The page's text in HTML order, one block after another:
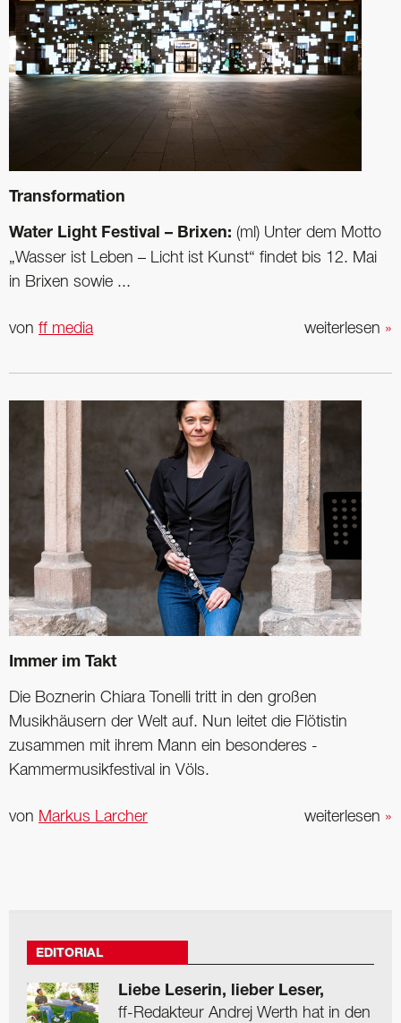
Transformation
Water Light Festival – Brixen: (ml) Unter dem Motto
„Wasser ist Leben – Licht ist Kunst“ findet bis 12. Mai
in Brixen sowie ...
weiterlesen »
von ff media
Immer im Takt
Die Boznerin Chiara Tonelli tritt in den großen
Musikhäusern der Welt auf. Nun leitet die Flötistin
zusammen mit ihrem Mann ein besonderes ­
Kammermusikfestival in Völs.
weiterlesen »
von Markus Larcher
EDITORIAL
Liebe Leserin, lieber Leser,
ff-Redakteur Andrej Werth hat in den